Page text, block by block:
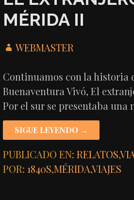
MÉRIDA II
WEBMASTER
Continuamos con la historia
Buenaventura Vivó, El
Por el sur se presentaba una
SIGUE LEYENDO →
PUBLICADO EN:RELATOS,
POR:1840S,MÉRIDA,VIAJES